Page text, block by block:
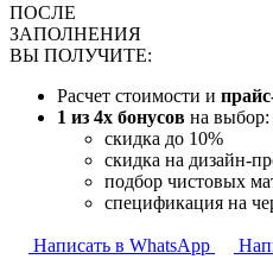
ПОСЛЕ
ЗАПОЛНЕНИЯ
ВЫ ПОЛУЧИТЕ:
Расчет стоимости и
1 из 4х бонусов на выбор:
скидка до 10%
скидка на дизайн-
подбор чистовых
спецификация на
Написать в WhatsApp